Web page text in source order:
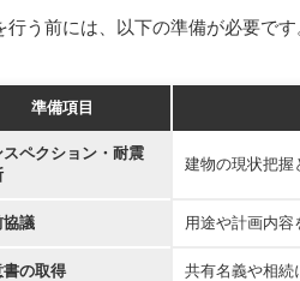
行う前には、以下の準備が必要です
準備項目
スペクション・耐震
建物の現状把握
協議 用途や計画内容
書の取得 共有名義や相続